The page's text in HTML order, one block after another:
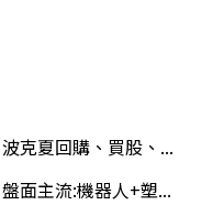
克夏回購、買股、...
面主流:機器人+塑...